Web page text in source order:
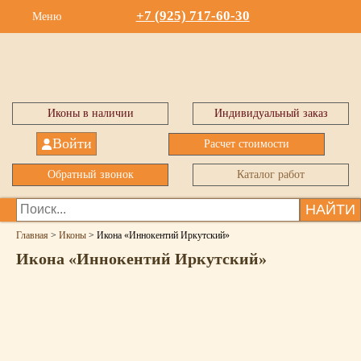
Меню +7 (925) 717-60-30
Иконы в наличии Индивидуальный заказ
Войти Расчет стоимости
Обратный звонок Каталог работ
НАЙТИ
Главная > Иконы > Икона «Иннокентий Иркутский»
Икона «Иннокентий Иркутский»